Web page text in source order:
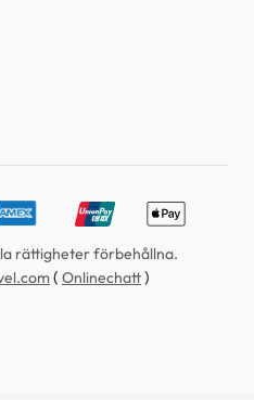
Visa, MasterCard, American
rättigheter förbehållna.
( Onlinechatt)